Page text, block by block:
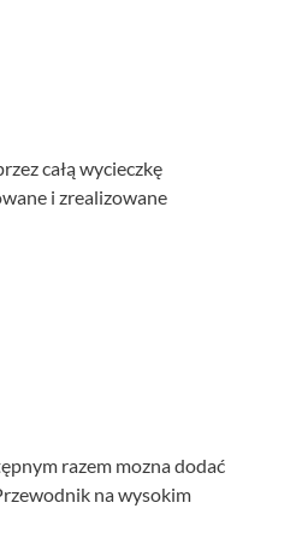
całą wycieczkę
i zrealizowane
razem mozna dodać
na wysokim